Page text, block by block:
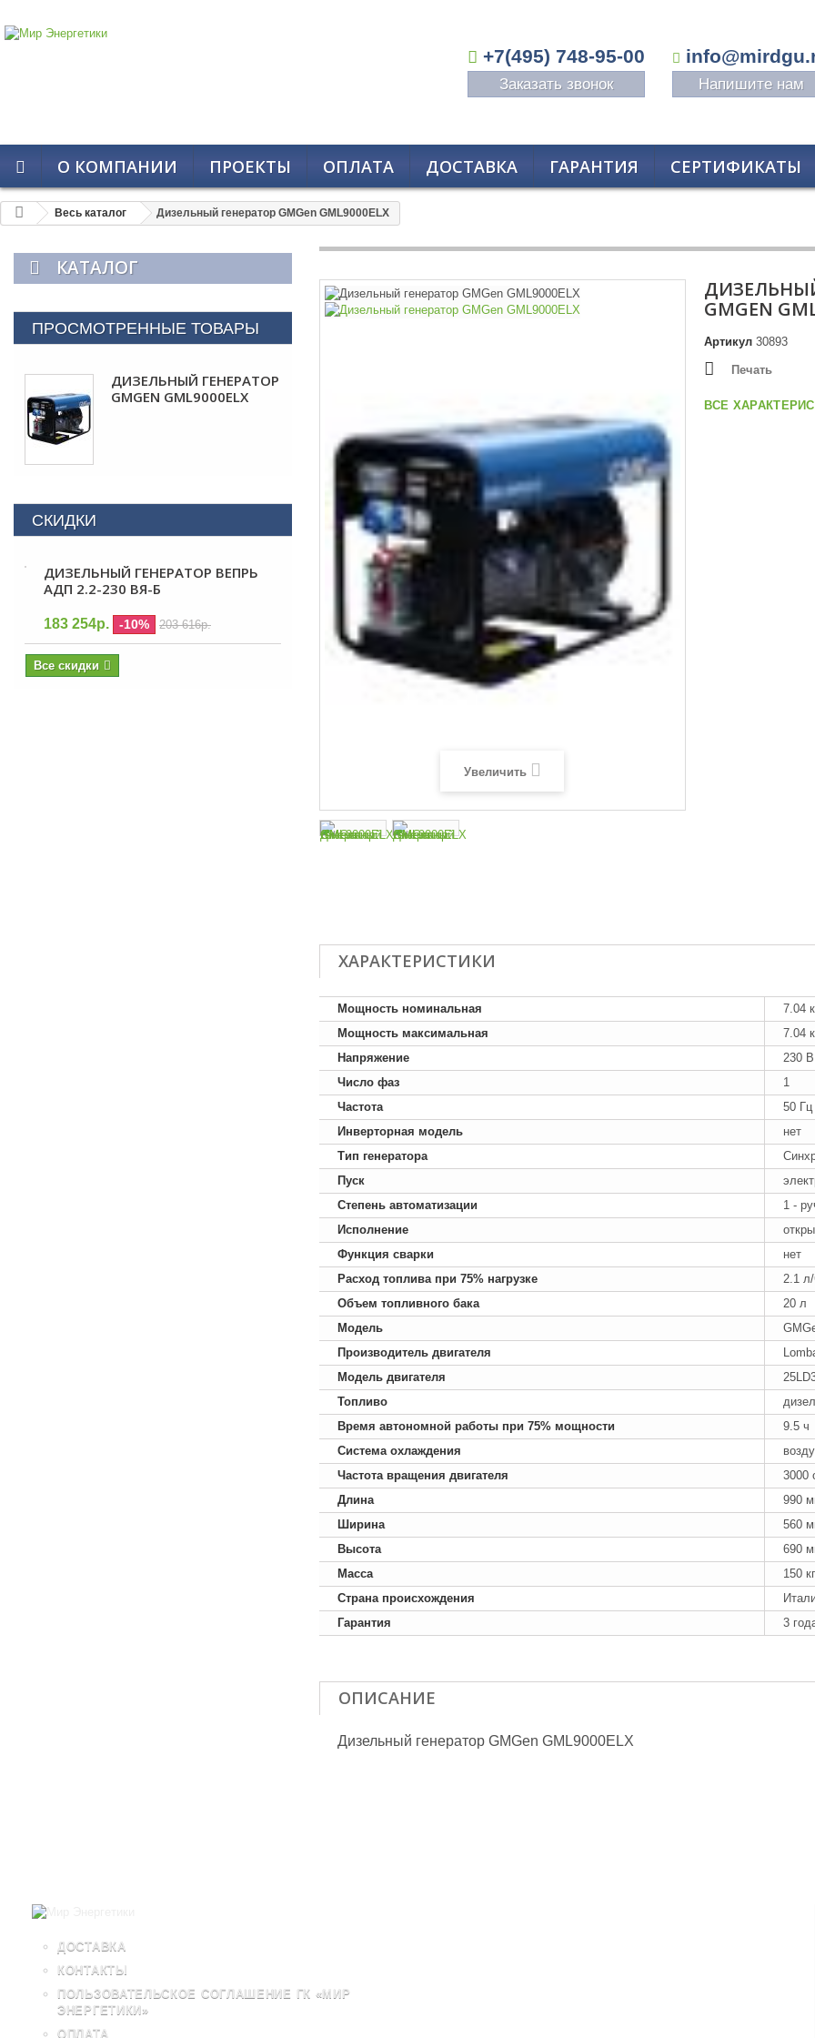
+7(495) 748-95-00
Заказать звонок Напишите нам
О КОМПАНИИ ПРОЕКТЫ ОПЛАТА ДОСТАВКА ГАРАНТИЯ СЕРТИФИКАТЫ
Весь каталог Дизельный генератор GMGen GML9000ELX
КАТАЛОГ
ПРОСМОТРЕННЫЕ ТОВАРЫ
ДИЗЕЛЬНЫЙ ГЕНЕРАТОР
GMGEN GML9000ELX
СКИДКИ
ДИЗЕЛЬНЫЙ ГЕНЕРАТОР ВЕПРЬ
АДП 2.2-230 ВЯ-Б
183 254р. -10% 203 616р.
Все скидки
Увеличить
GMGEN
Артикул 30893
Печать
ВСЕ
ХАРАКТЕРИСТИКИ
Мощность номинальная
7.04
Мощность максимальная
7.04
Напряжение
230 В
Число фаз
1
Частота
50 Гц
Инверторная модель
нет
Тип генератора
Пуск
Степень автоматизации
1 -
Исполнение
Функция сварки
нет
Расход топлива при 75% нагрузке
2.1 л/
Объем топливного бака
20 л
Модель
Производитель двигателя
Модель двигателя
Топливо
Время автономной работы при 75% мощности
9.5 ч
Система охлаждения
Частота вращения двигателя
3000
Длина
990
Ширина
560
Высота
690
Масса
150 кг
Страна происхождения
Гарантия
3
ОПИСАНИЕ
Дизельный генератор GMGen GML9000ELX
ДОСТАВКА
КОНТАКТЫ
ПОЛЬЗОВАТЕЛЬСКОЕ СОГЛАШЕНИЕ ГК «МИР
ЭНЕРГЕТИКИ»
ОПЛАТА